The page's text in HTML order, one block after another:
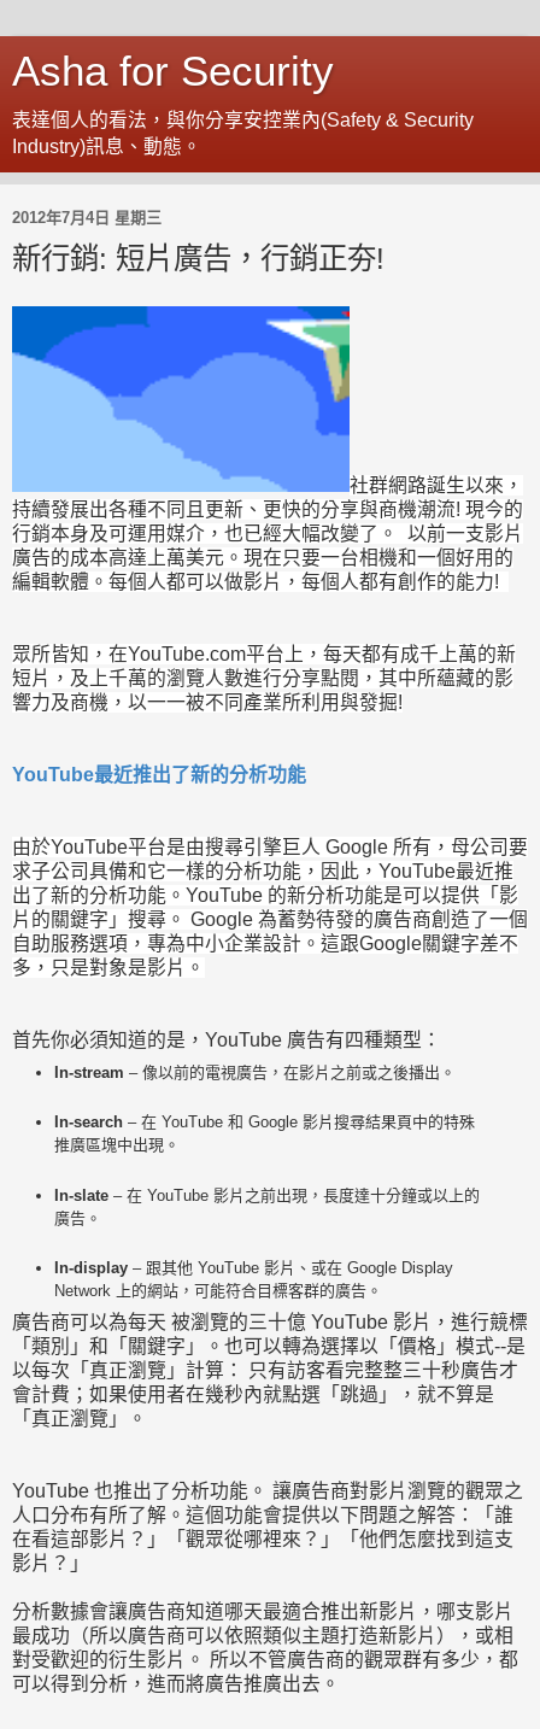
Asha for Security
表達個人的看法，與你分享安控業內(Safety & Security
Industry)訊息、動態。
2012年7月4日 星期三
新行銷: 短片廣告，行銷正夯!
社群網路誕生以來，
持續發展出各種不同且更新、更快的分享與商機潮流! 現今的
行銷本身及可運用媒介，也已經大幅改變了。 以前一支影片
廣告的成本高達上萬美元。現在只要一台相機和一個好用的
編輯軟體。每個人都可以做影片，每個人都有創作的能力!
眾所皆知，在YouTube.com平台上，每天都有成千上萬的新
短片，及上千萬的瀏覽人數進行分享點閱，其中所蘊藏的影
響力及商機，以一一被不同產業所利用與發掘!
YouTube最近推出了新的分析功能
由於YouTube平台是由搜尋引擎巨人 Google 所有，母公司要
求子公司具備和它一樣的分析功能，因此，YouTube最近推
出了新的分析功能。 YouTube 的新分析功能是可以提供「影
片的關鍵字」搜尋。 Google 為蓄勢待發的廣告商創造了一個
自助服務選項 ， 專為中小企業設計 。這跟Google關鍵字差不
多，只是對象是影片。
首先你必須知道的是，YouTube 廣告有四種類型：
In-stream – 像以前的電視廣告，在影片之前或之後播出。
In-search – 在 YouTube 和 Google 影片搜尋結果頁中的特殊
推廣區塊中出現。
In-slate – 在 YouTube 影片之前出現，長度達十分鐘或以上的
廣告。
In-display – 跟其他 YouTube 影片、或在 Google Display
Network 上的網站，可能符合目標客群的廣告。
廣告商可以為每天 被瀏覽的三十億 YouTube 影片，進行競標
「類別」和「關鍵字」。也可以轉為選擇以「價格」模式--是
以每次「真正瀏覽」計算： 只有訪客看完整整三十秒廣告才
會計費；如果使用者在幾秒內就點選「跳過」，就不算是
「真正瀏覽」。
YouTube 也推出了分析功能。 讓廣告商對影片瀏覽的觀眾之
人口分布有所了解。這個功能會提供以下問題之解答：「誰
在看這部影片？」「觀眾從哪裡來？」「他們怎麼找到這支
影片？」
分析數據會讓廣告商知道哪天最適合推出新影片，哪支影片
最成功（所以廣告商可以依照類似主題打造新影片），或相
對受歡迎的衍生影片。 所以不管廣告商的觀眾群有多少，都
可以得到分析，進而將廣告推廣出去。